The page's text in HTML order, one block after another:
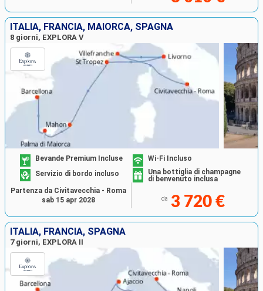
ITALIA, FRANCIA, MAIORCA, SPAGNA
8 giorni, EXPLORA V
Bevande Premium Incluse
Wi-Fi Incluso
Servizio di bordo incluso
Una bottiglia di champagne
di benvenuto inclusa
da 3 720 €
Partenza da Civitavecchia - Roma
sab 15 apr 2028
ITALIA, FRANCIA, SPAGNA
7 giorni, EXPLORA II